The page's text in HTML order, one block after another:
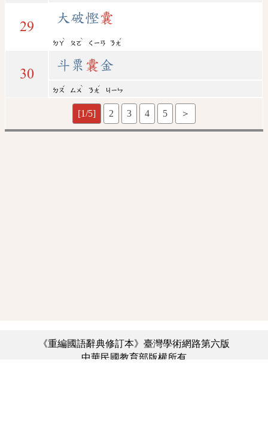
29
大破慳囊
ㄉㄚ
ˋ
ㄆㄛ
ˋ
ㄑㄧㄢ ㄋㄤ
ˊ
30
斗粟 囊金
ㄉㄡ
ˇ
ㄙㄨ
ˋ
ㄋㄤ
ˊ
ㄐㄧㄣ
[1/5] 2 3 4 5 ＞
《重編國語辭典修訂本》臺灣學術網路第六版
中華民國教育部版權所有